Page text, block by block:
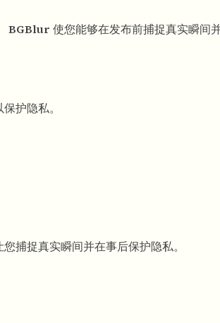
BGBlur 使您能够在发布前捕捉真实瞬间
护隐私。
捕捉真实瞬间并在事后保护隐私。